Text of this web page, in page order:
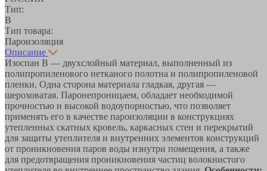
Тип:
B
Тип товара:
Пароизоляция
Описание
Изоспан В — двухслойный материал, выполненный из
полипропиленового нетканого полотна и полипропиленовой
пленки. Одна сторона материала гладкая, другая —
шероховатая. Паронепроницаем, обладает необходимой
прочностью и высокой водоупорностью, что позволяет
применять его в качестве пароизоляции в конструкциях
утепленных скатных кровель, каркасных стен и перекрытий
для защиты утеплителя и внутренних элементов конструкций
от проникновения паров воды изнутри помещения, а также
для предотвращения проникновения частиц волокнистого